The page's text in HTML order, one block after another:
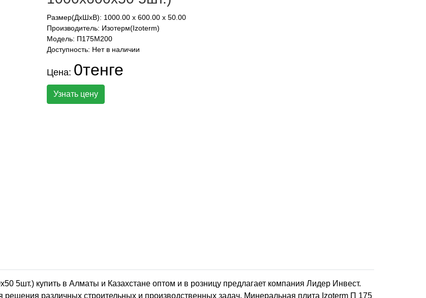
Размер(ДхШхВ): 1000.00 x 600.00 x 50.00
Производитель: Изотерм(Izoterm)
Модель: П175М200
Доступность: Нет в наличии
Цена: 0тенге
Узнать цену
5шт.) купить в Алматы и Казахстане оптом и в розницу предлагает компания Лидер Инвест.
различных строительных и производственных задач. Минеральная плита Izoterm П 175